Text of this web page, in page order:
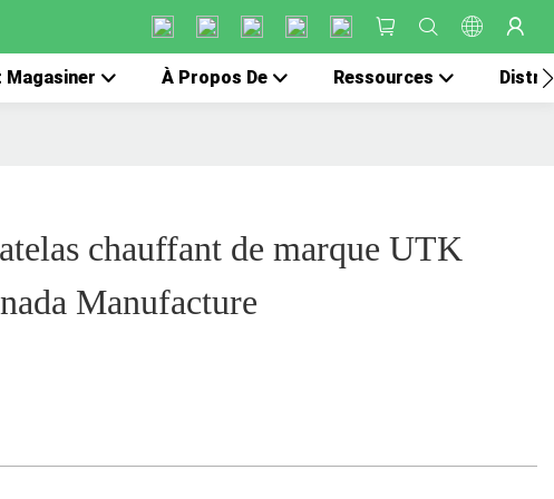
Magasiner À Propos De Ressources
chauffant de marque UTK
Manufacture